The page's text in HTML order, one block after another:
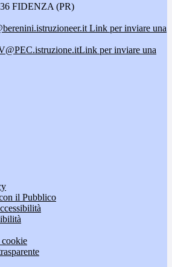
FIDENZA (PR)
Link per inviare una
Link per inviare una
il Pubblico
cookie